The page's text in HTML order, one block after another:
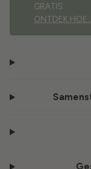
GRATIS.
ONTDEK HOE